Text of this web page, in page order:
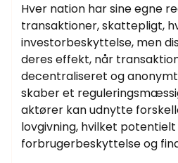
Hver nation har sine egne
transaktioner, skattepligt,
investorbeskyttelse, men
deres effekt, når
decentraliseret og
skaber et
aktører kan udnytte
lovgivning, hvilket
forbrugerbeskyttelse og